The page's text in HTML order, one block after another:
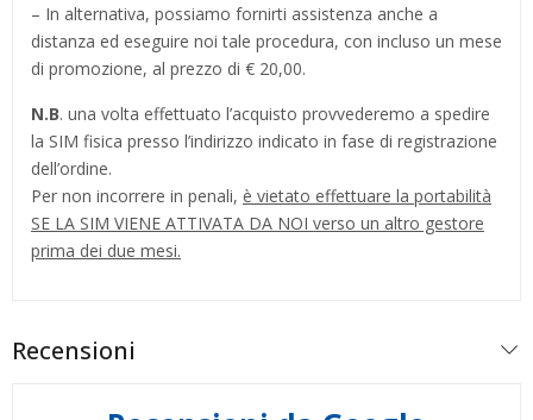
– In alternativa, possiamo fornirti assistenza anche a
distanza ed eseguire noi tale procedura, con incluso un mese
di promozione, al prezzo di € 20,00.
N.B. una volta effettuato l’acquisto provvederemo a spedire
la SIM fisica presso l’indirizzo indicato in fase di registrazione
dell’ordine.
Per non incorrere in penali, è vietato effettuare la portabilità
SE LA SIM VIENE ATTIVATA DA NOI verso un altro gestore
prima dei due mesi.
Recensioni